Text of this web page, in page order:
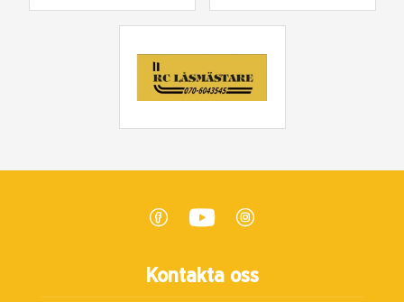
Kontakta oss